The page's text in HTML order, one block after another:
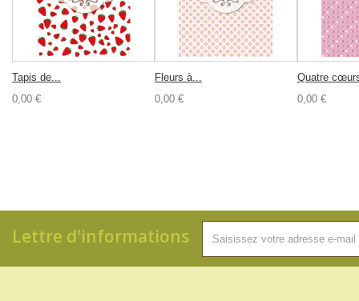
Tapis de...
0,00 €
Fleurs à...
0,00 €
Quatre
0,00 €
Lettre d'informations